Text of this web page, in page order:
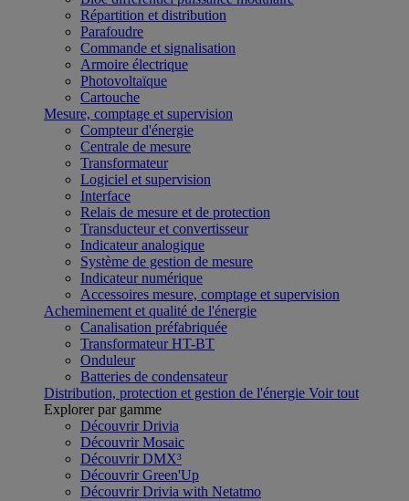
Répartition et distribution
Parafoudre
Commande et signalisation
Armoire électrique
Photovoltaïque
Cartouche
Mesure, comptage et supervision
Compteur d'énergie
Centrale de mesure
Transformateur
Logiciel et supervision
Interface
Relais de mesure et de protection
Transducteur et convertisseur
Indicateur analogique
Système de gestion de mesure
Indicateur numérique
Accessoires mesure, comptage et supervision
Acheminement et qualité de l'énergie
Canalisation préfabriquée
Transformateur HT-BT
Onduleur
Batteries de condensateur
Distribution, protection et gestion de l'énergie Voir tout
Explorer par gamme
Découvrir Drivia
Découvrir Mosaic
Découvrir DMX³
Découvrir Green'Up
Découvrir Drivia with Netatmo